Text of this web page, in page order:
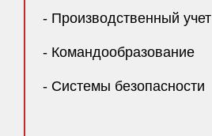
- Производственный учет
- Командообразование
- Системы безопасности